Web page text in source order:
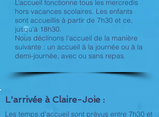
L’accueil fonctionne tous les mercredis
hors vacances scolaires. Les enfants
sont accueillis à partir de 7h30 et ce,
jusqu’à 18h30.
Nous déclinons l’accueil de la manière
suivante : un accueil à la journée ou à la
demi-journée, avec ou sans repas.
L'arrivée à Claire-Joie :
Les temps d’accueil sont prévus entre 7h30 et